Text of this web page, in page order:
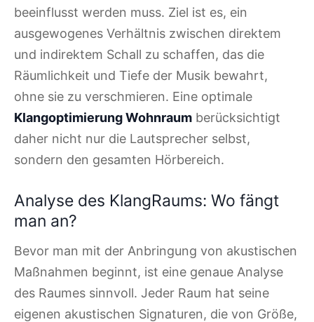
beeinflusst werden muss. Ziel ist es, ein
ausgewogenes Verhältnis zwischen direktem
und indirektem Schall zu schaffen, das die
Räumlichkeit und Tiefe der Musik bewahrt,
ohne sie zu verschmieren. Eine optimale
Klangoptimierung Wohnraum berücksichtigt
daher nicht nur die Lautsprecher selbst,
sondern den gesamten Hörbereich.
Analyse des KlangRaums: Wo fängt
man an?
Bevor man mit der Anbringung von akustischen
Maßnahmen beginnt, ist eine genaue Analyse
des Raumes sinnvoll. Jeder Raum hat seine
eigenen akustischen Signaturen, die von Größe,